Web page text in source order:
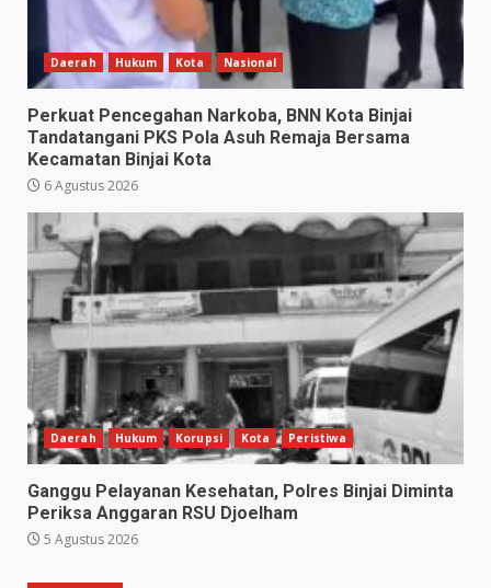
Daerah Hukum Kota Nasional
Perkuat Pencegahan Narkoba, BNN Kota Binjai
Tandatangani PKS Pola Asuh Remaja Bersama
Kecamatan Binjai Kota
6 Agustus 2026
Daerah Hukum Korupsi Kota Peristiwa
Ganggu Pelayanan Kesehatan, Polres Binjai Diminta
Periksa Anggaran RSU Djoelham
5 Agustus 2026